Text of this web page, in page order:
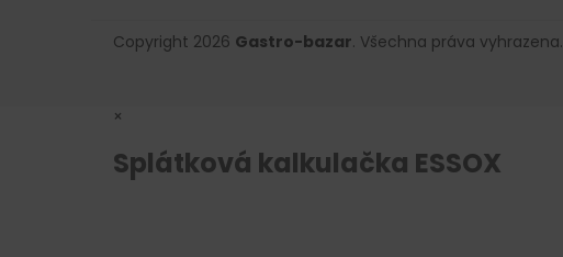
Copyright 2026 Gastro-bazar. Všechna práva vyhrazena.
×
Splátková kalkulačka ESSOX